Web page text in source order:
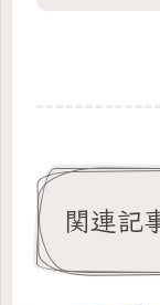
関連記